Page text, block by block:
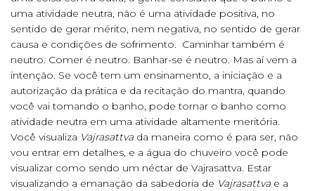
uma atividade neutra, não é uma atividade positiva, no
sentido de gerar mérito, nem negativa, no sentido de gerar
causa e condições de sofrimento. Caminhar também é
neutro. Comer é neutro. Banhar-se é neutro. Mas aí vem a
intenção. Se você tem um ensinamento, a iniciação e a
autorização da prática e da recitação do mantra, quando
você vai tomando o banho, pode tornar o banho como
atividade neutra em uma atividade altamente meritória.
Você visualiza Vajrasattva da maneira como é para ser, não
vou entrar em detalhes, e a água do chuveiro você pode
visualizar como sendo um néctar de Vajrasattva. Estar
visualizando a emanação da sabedoria de Vajrasattva e a